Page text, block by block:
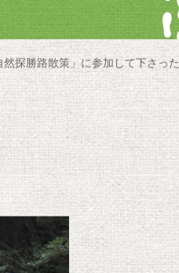
探勝路散策」に参加して下さった